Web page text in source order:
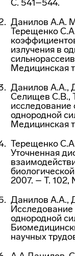
С. 541–544.
Данилов А.А.
Терещенко
излучения в
Медицинская
Данилов А.А.,
Селищев С.В.,
исследование
однородной
Медицинская
Терещенко
Уточненная
2007. – Т.
Данилов А.А.,
Исследование
однородной
научных